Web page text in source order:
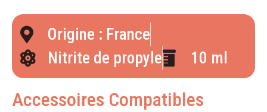
Origine : France
Nitrite de propyle
10 ml
Accessoires Compatibles